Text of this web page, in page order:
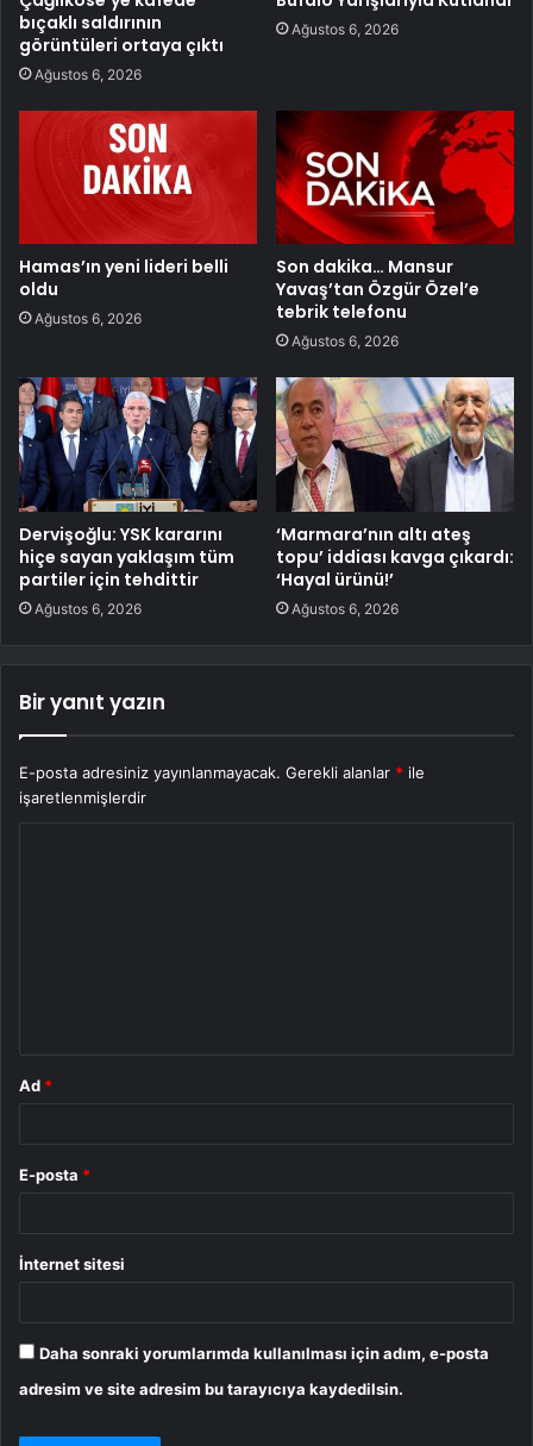
bıçaklı saldırının
görüntüleri ortaya çıktı
Ağustos 6, 2026
Ağustos 6, 2026
Hamas’ın yeni lideri belli
oldu
Ağustos 6, 2026
Son dakika… Mansur
Yavaş’tan Özgür Özel’e
tebrik telefonu
Ağustos 6, 2026
Dervişoğlu: YSK kararını
hiçe sayan yaklaşım tüm
partiler için tehdittir
Ağustos 6, 2026
‘Marmara’nın altı ateş
topu’ iddiası kavga çıkardı:
‘Hayal ürünü!’
Ağustos 6, 2026
Bir yanıt yazın
E-posta adresiniz yayınlanmayacak. Gerekli alanlar * ile
işaretlenmişlerdir
Ad *
E-posta *
İnternet sitesi
Daha sonraki yorumlarımda kullanılması için adım, e-posta
adresim ve site adresim bu tarayıcıya kaydedilsin.